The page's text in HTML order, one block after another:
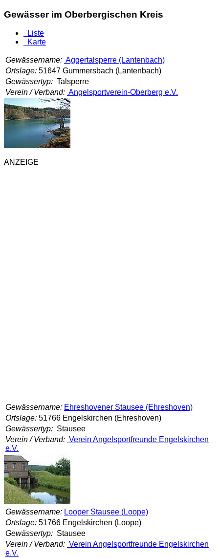
Gewässer im Oberbergischen Kreis
Liste
Karte
Gewässername: Aggertalsperre (Lantenbach)
Ortslage: 51647 Gummersbach (Lantenbach)
Gewässertyp: Talsperre
Verein / Verband: Angelsportverein-Oberberg e.V.
ANZEIGE
Gewässername: Ehreshovener Stausee (Ehreshoven)
Ortslage: 51766 Engelskirchen (Ehreshoven)
Gewässertyp: Stausee
Verein / Verband: Verein Angelsportfreunde Engelskirchen
e.V.
Gewässername: Looper Stausee (Loope)
Ortslage: 51766 Engelskirchen (Loope)
Gewässertyp: Stausee
Verein / Verband: Verein Angelsportfreunde Engelskirchen
e.V.